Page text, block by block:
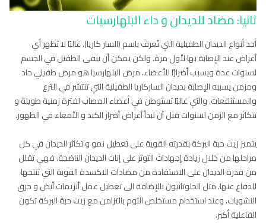
ثانيا: مضاد للديدان و داء البلهارسيات
أحد أنواع الديدان الطفيلية التي تُعرف باسم (السار كاريا). غالبًا لا تظهر أي
أعراض عند الإصابة بها لأول مرة. ولكن يمكن أن يبقى الطفيل في الجسم
لسنوات عدة ويسبب أضرارًا للأعضاء. مرض البلهارسيا هو مرض طفيلي حاد
ومزمن يسببه الإصابة بديدان الساركاريا الطفيلية التي تنتشر في الترع
والمستنقعات. والتي غالبًا تستوطن في أعضاء المصاب لفترة زمنية طويلة و
تتكاثر مع الزمن لسنوات قبل أن تبدأ أعراض أضرار الكبد و الأمعاء في الظهور.
يتميز زيت حبة البركة بقدرته القوية على تعطيل نمو و تكاثر الديدان في كل
مراحلها من خلال زيادة إجهادات التوتر على إناث الديدان الناضجة. فهي تقلل
من قدرة الديدان على الاستفادة من مضادات الاكسدة القوية التي تنتجها
للدفاع عنها. مثل الجلوتاثيون بالإضافة الى تعطيل عمل أنزيمات أيض و حرق
النشويات. وعند استخدام مستخلص الثوم بالتزامن مع زيت حبة البركة تكون
الفاعلية أكبر.